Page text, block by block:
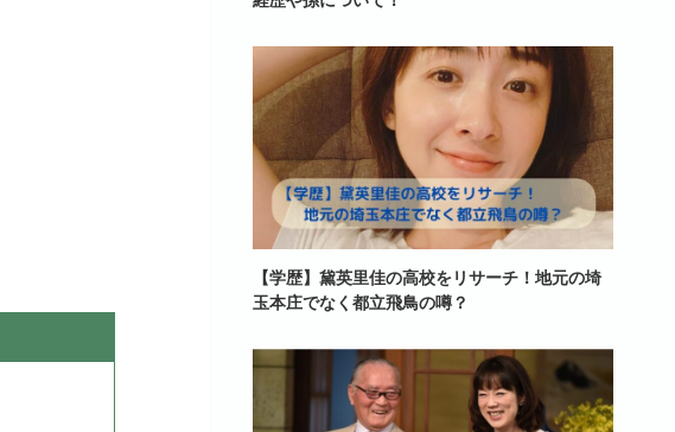
【学歴】黛英里佳の高校をリサーチ！地元の埼
玉本庄でなく都立飛鳥の噂？